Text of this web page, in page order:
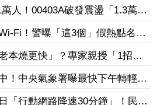
人！00403A破發震盪「1.3萬人
資反搶23.6萬張入手
Fi！警曝「這3個」假熱點名
資、帳密一秒遭偷走
本燒更快」？專家親授「1招」
推薦配置曝光
！中央氣象署曝最快下午轉輕
出現局部大雨
「行動網路降速30分鐘」！民眾